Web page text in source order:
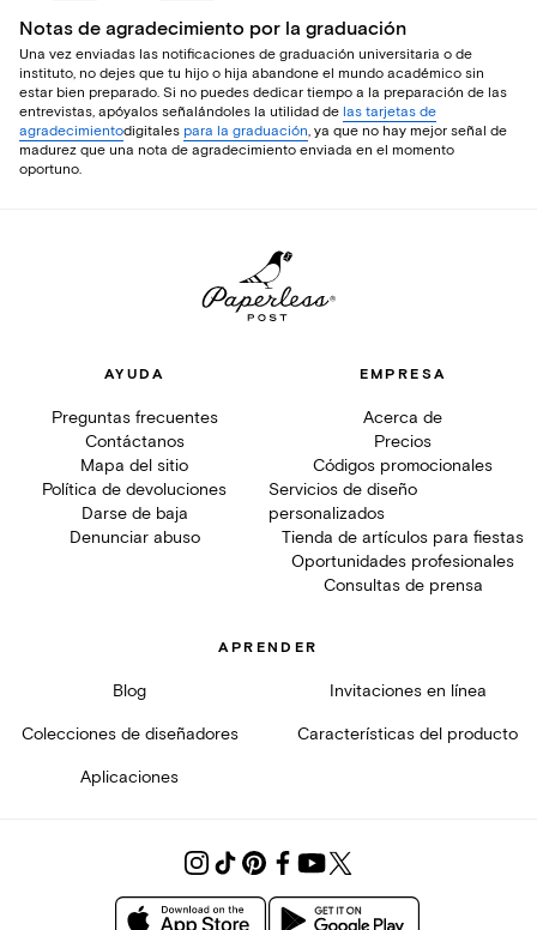
Notas de agradecimiento por la graduación
Una vez enviadas las notificaciones de graduación universitaria o de
instituto, no dejes que tu hijo o hija abandone el mundo académico sin
estar bien preparado. Si no puedes dedicar tiempo a la preparación de las
entrevistas, apóyalos señalándoles la utilidad de las tarjetas de
agradecimientodigitales para la graduación, ya que no hay mejor señal de
madurez que una nota de agradecimiento enviada en el momento
oportuno.
AYUDA
Preguntas frecuentes
Contáctanos
Mapa del sitio
Política de devoluciones
Darse de baja
Denunciar abuso
EMPRESA
Acerca de
Precios
Códigos promocionales
Servicios de diseño
personalizados
Tienda de artículos para fiestas
Oportunidades profesionales
Consultas de prensa
APRENDER
Blog Invitaciones en línea
Colecciones de diseñadores Características del producto
Aplicaciones